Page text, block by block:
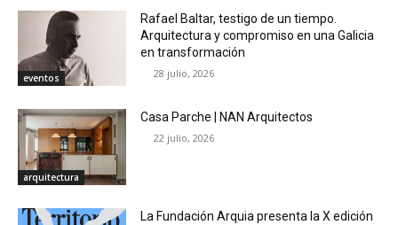
eventos
Rafael Baltar, testigo de un tiempo.
Arquitectura y compromiso en una Galicia
en transformación
28 julio, 2026
arquitectura
Casa Parche | NAN Arquitectos
22 julio, 2026
La Fundación Arquia presenta la X edición